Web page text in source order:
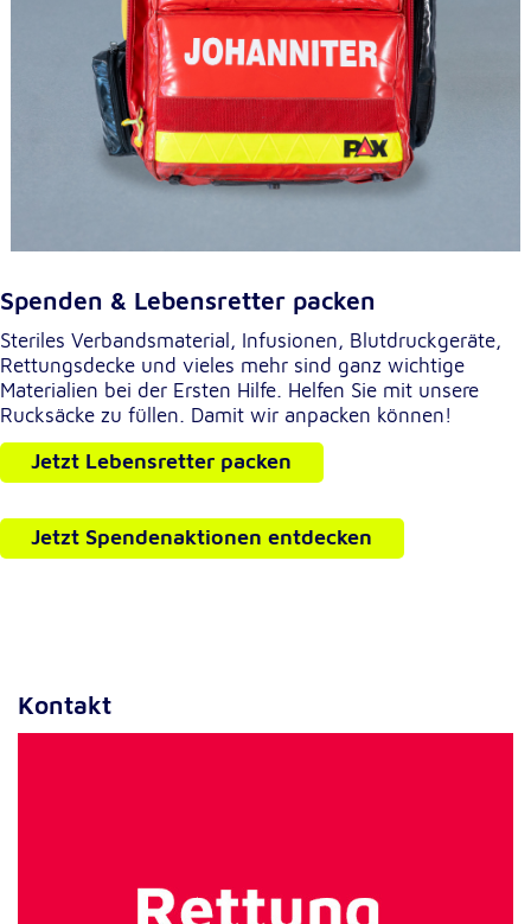
Spenden & Lebensretter packen
Steriles Verbandsmaterial, Infusionen, Blutdruckgeräte,
Rettungsdecke und vieles mehr sind ganz wichtige
Materialien bei der Ersten Hilfe. Helfen Sie mit unsere
Rucksäcke zu füllen. Damit wir anpacken können!
Jetzt Lebensretter packen
Jetzt Spendenaktionen entdecken
Kontakt
Externe Dienste
Um Inhalte von Videoplattformen und
Kartendiensten anzeigen zu können, werden von
diesen externen Diensten Cookies gesetzt.
Zweck:
Einbinden und Anzeigen von Videos
Google Maps
Anbieter:
6 Monate